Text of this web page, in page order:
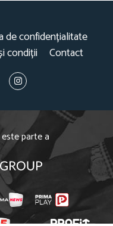
de confidențialitate
condiții Contact
este parte a